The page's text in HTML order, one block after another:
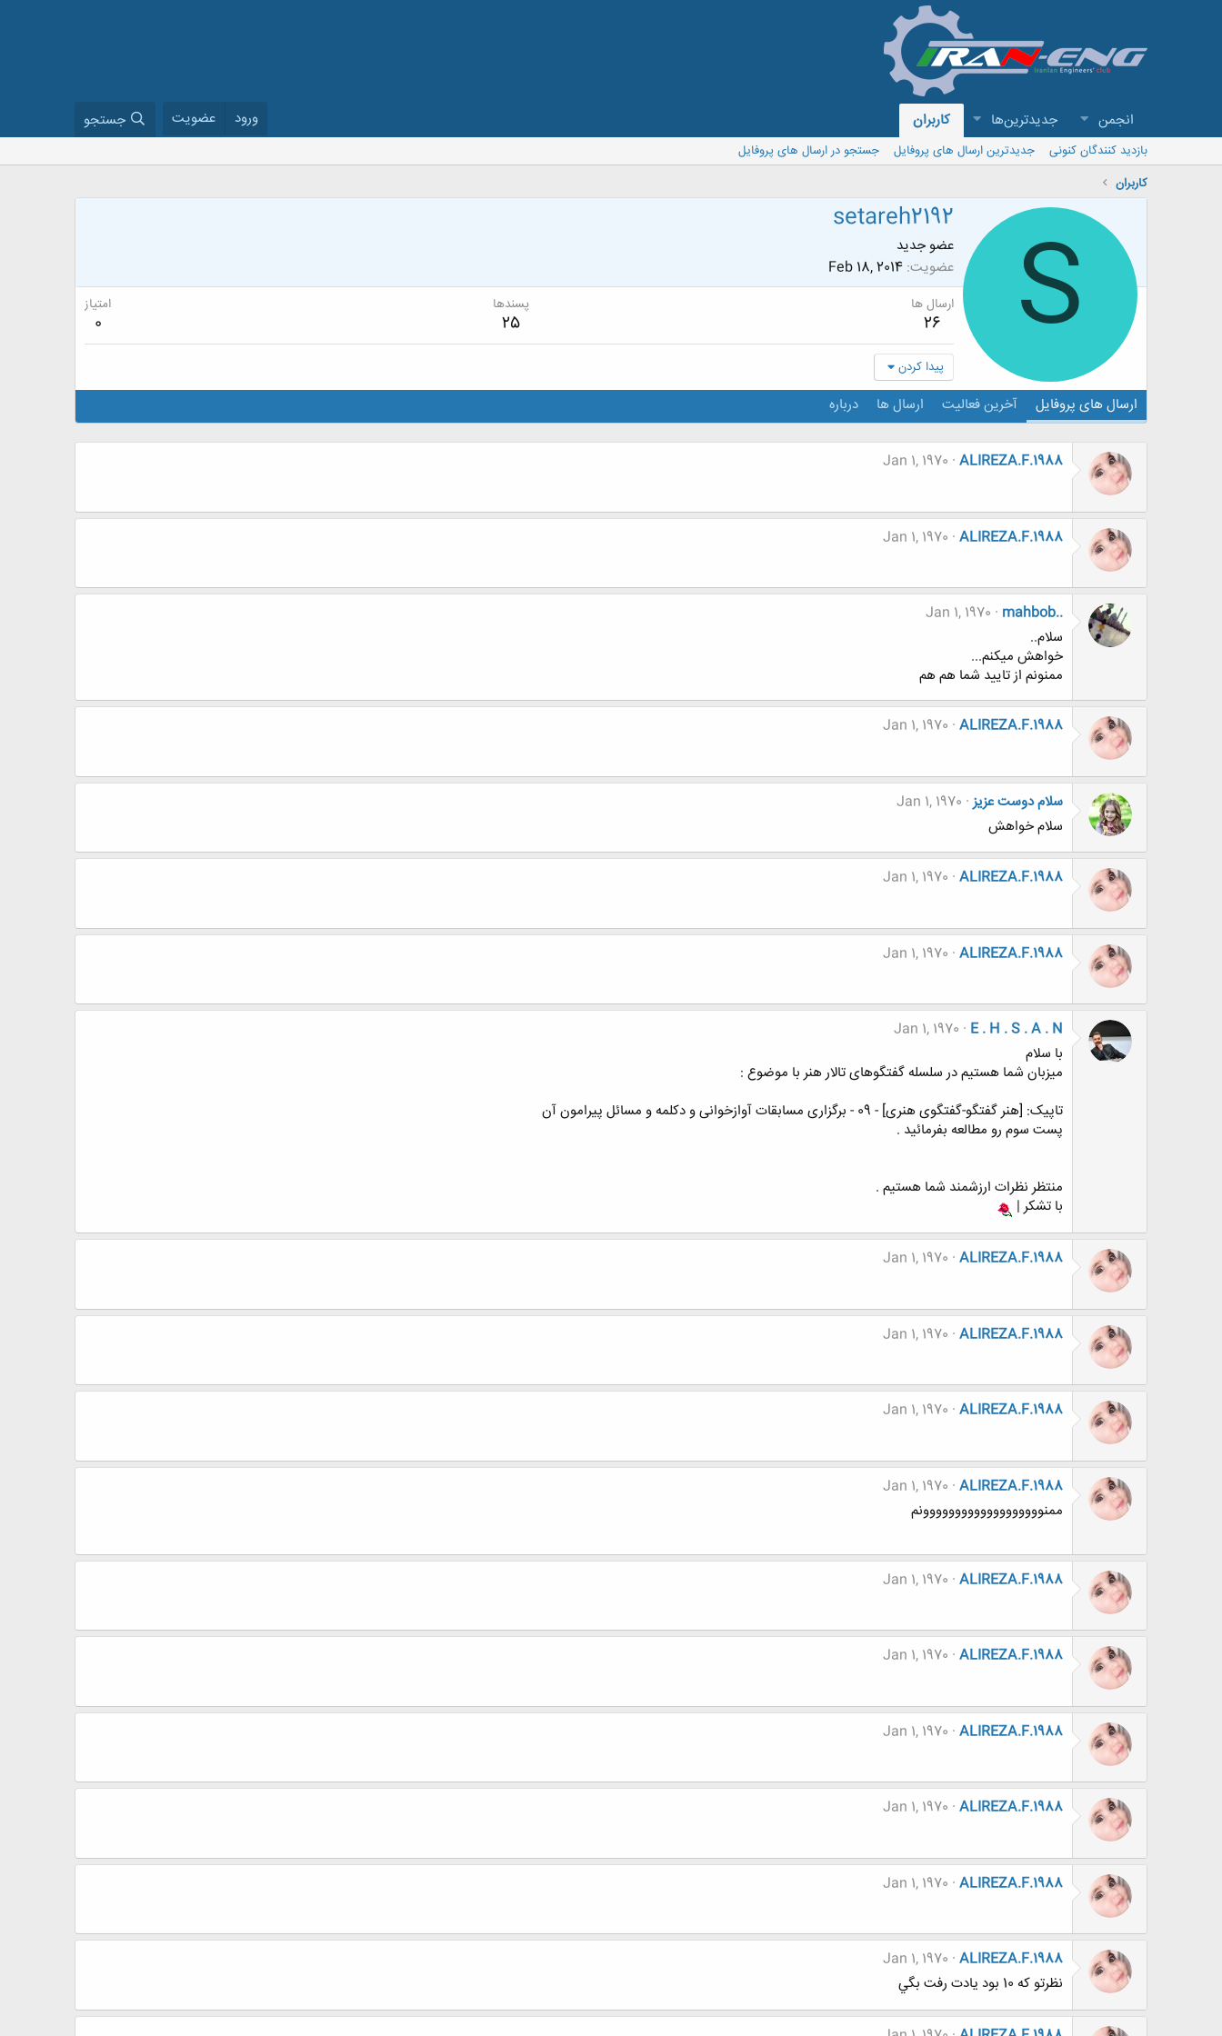
انجمن جدیدترین‌ها کاربران ورود عضویت جستجو
بازدید کنندگان کنونی جدیدترین ارسال های پروفایل
جستجو در ارسال های پروفایل
کاربران
S
setareh2192
عضو جدید
عضویت Feb 18, 2014
ارسال ها
26
پسندها
25
امتیاز
0
پیدا کردن
ارسال های پروفایل آخرین فعالیت ارسال ها درباره
ALIREZA.F.1988
Jan 1, 1970
ALIREZA.F.1988
Jan 1, 1970
mahbob..
Jan 1, 1970
سلام..
خواهش میکنم...
ممنونم از تایید شما هم هم
ALIREZA.F.1988
Jan 1, 1970
سلام دوست عزیز Jan 1, 1970
سلام خواهش
ALIREZA.F.1988
Jan 1, 1970
ALIREZA.F.1988
Jan 1, 1970
E . H . S . A . N
Jan 1, 1970
با سلام
میزبان شما هستیم در سلسله گفتگوهای تالار هنر با موضوع :
تاپیک: [هنر گفتگو-گفتگوی هنری] - 09 - برگزاری مسابقات آوازخوانی و دکلمه و مسائل پیرامون آن
پست سوم رو مطالعه بفرمائید .
منتظر نظرات ارزشمند شما هستیم .
با تشکر |
ALIREZA.F.1988
Jan 1, 1970
ALIREZA.F.1988
Jan 1, 1970
ALIREZA.F.1988
Jan 1, 1970
ALIREZA.F.1988
Jan 1, 1970
ممنووووووووووووووووووونم
ALIREZA.F.1988
Jan 1, 1970
ALIREZA.F.1988
Jan 1, 1970
ALIREZA.F.1988
Jan 1, 1970
ALIREZA.F.1988
Jan 1, 1970
ALIREZA.F.1988
Jan 1, 1970
ALIREZA.F.1988
Jan 1, 1970
نظرتو كه 10 بود يادت رفت بگي